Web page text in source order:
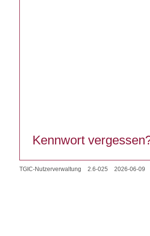
Kennwort
TGIC-Nutzerverwaltung 2.6-025 2026-06-09